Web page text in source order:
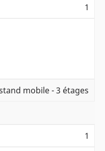
1
mobile - 3 étages
1